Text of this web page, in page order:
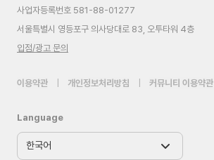
사업자등록번호 581-88-01277
서울특별시 영등포구 의사당대로 83, 오투타워 4층
입점/광고 문의
이용약관 개인정보처리방침 커뮤니티 이용약관
Language